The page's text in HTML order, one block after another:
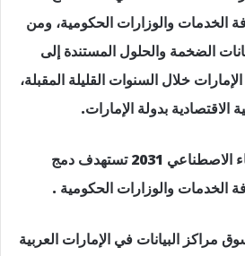
الخدمات والوزارات الحكومية، ومن
الضخمة والحلول المستندة إلى
خلال السنوات القليلة المقبلة،
الاقتصادية بدولة الإمارات.
إستراتيجية الإمارات للذكاء الاصطناعي 2031 تستهدف دمج
الخدمات والوزارات الحكومية .
مراكز البيانات في الإمارات العربية